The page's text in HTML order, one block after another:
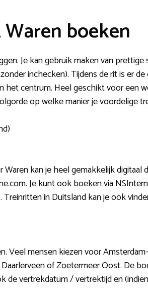
boeken
Je kan gebruik maken van
inchecken). Tijdens de rit is er
het centrum. Heel geschikt voor een
op welke manier je voordelige
kan je heel gemakkelijk
Je kunt ook boeken via
in Duitsland kan je ook
Veel mensen kiezen voor
of Zoetermeer Oost. De
de vertrekdatum / vertrektijd en